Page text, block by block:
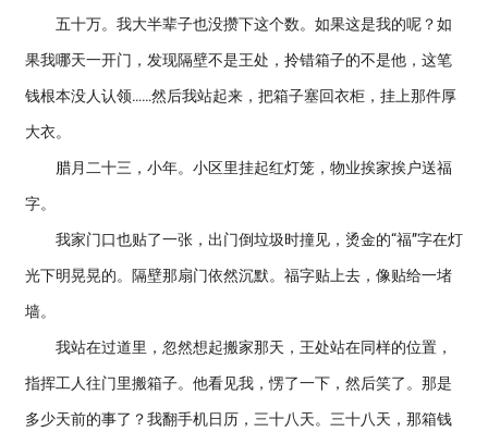
五十万。我大半辈子也没攒下这个数。如果这是我的呢？如
果我哪天一开门，发现隔壁不是王处，拎错箱子的不是他，这笔
钱根本没人认领……然后我站起来，把箱子塞回衣柜，挂上那件厚
大衣。
腊月二十三，小年。小区里挂起红灯笼，物业挨家挨户送福
字。
我家门口也贴了一张，出门倒垃圾时撞见，烫金的“福”字在灯
光下明晃晃的。隔壁那扇门依然沉默。福字贴上去，像贴给一堵
墙。
我站在过道里，忽然想起搬家那天，王处站在同样的位置，
指挥工人往门里搬箱子。他看见我，愣了一下，然后笑了。那是
多少天前的事了？我翻手机日历，三十八天。三十八天，那箱钱